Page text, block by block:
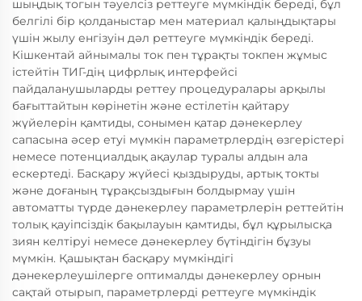
шыңдық тогын тәуелсіз реттеуге мүмкіндік береді, бұл
белгілі бір қолданыстар мен материал қалыңдықтары
үшін жылу енгізуін дәл реттеуге мүмкіндік береді.
Кішкентай айнымалы ток пен тұрақты токпен жұмыс
істейтін ТИГ-дің цифрлық интерфейсі
пайдаланушыларды реттеу процедуралары арқылы
бағыттайтын көрінетін және естілетін қайтару
жүйелерін қамтиды, сонымен қатар дәнекерлеу
сапасына әсер етуі мүмкін параметрлердің өзгерістері
немесе потенциалдық ақаулар туралы алдын ала
ескертеді. Басқару жүйесі қыздыруды, артық токты
және доғаның тұрақсыздығын болдырмау үшін
автоматты түрде дәнекерлеу параметрлерін реттейтін
толық қауіпсіздік бақылауын қамтиды, бұл құрылысқа
зиян келтіруі немесе дәнекерлеу бүтіндігін бұзуы
мүмкін. Қашықтан басқару мүмкіндігі
дәнекерлеушілерге оптималды дәнекерлеу орнын
сақтай отырып, параметрлерді реттеуге мүмкіндік